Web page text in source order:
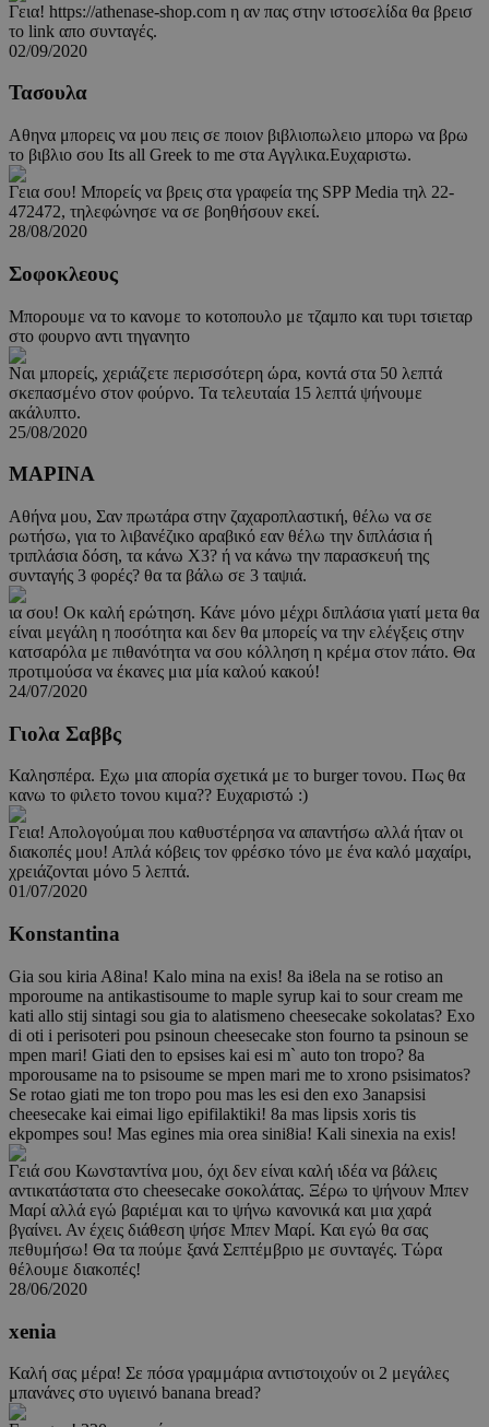
Γεια! https://athenase-shop.com η αν πας στην ιστοσελίδα θα βρεισ
το link απο συνταγές.
02/09/2020
Τασουλα
Αθηνα μπορεις να μου πεις σε ποιον βιβλιοπωλειο μπορω να βρω
το βιβλιο σου Its all Greek to me στα Αγγλικα.Ευχαριστω.
Γεια σου! Μπορείς να βρεις στα γραφεία της SPP Media τηλ 22-
472472, τηλεφώνησε να σε βοηθήσουν εκεί.
28/08/2020
Σοφοκλεους
Μπορουμε να το κανομε το κοτοπουλο με τζαμπο και τυρι τσιεταρ
στο φουρνο αντι τηγανητο
Ναι μπορείς, χεριάζετε περισσότερη ώρα, κοντά στα 50 λεπτά
σκεπασμένο στον φούρνο. Τα τελευταία 15 λεπτά ψήνουμε
ακάλυπτο.
25/08/2020
ΜΑΡΙΝΑ
Αθήνα μου, Σαν πρωτάρα στην ζαχαροπλαστική, θέλω να σε
ρωτήσω, για το λιβανέζικο αραβικό εαν θέλω την διπλάσια ή
τριπλάσια δόση, τα κάνω Χ3? ή να κάνω την παρασκευή της
συνταγής 3 φορές? θα τα βάλω σε 3 ταψιά.
ια σου! Οκ καλή ερώτηση. Κάνε μόνο μέχρι διπλάσια γιατί μετα θα
είναι μεγάλη η ποσότητα και δεν θα μπορείς να την ελέγξεις στην
κατσαρόλα με πιθανότητα να σου κόλληση η κρέμα στον πάτο. Θα
προτιμούσα να έκανες μια μία καλού κακού!
24/07/2020
Γιολα Σαββς
Καλησπέρα. Εχω μια απορία σχετικά με το burger τονου. Πως θα
κανω το φιλετο τονου κιμα?? Ευχαριστώ :)
Γεια! Απολογούμαι που καθυστέρησα να απαντήσω αλλά ήταν οι
διακοπές μου! Απλά κόβεις τον φρέσκο τόνο με ένα καλό μαχαίρι,
χρειάζονται μόνο 5 λεπτά.
01/07/2020
Konstantina
Gia sou kiria A8ina! Kalo mina na exis! 8a i8ela na se rotiso an
mporoume na antikastisoume to maple syrup kai to sour cream me
kati allo stij sintagi sou gia to alatismeno cheesecake sokolatas? Exo
di oti i perisoteri pou psinoun cheesecake ston fourno ta psinoun se
mpen mari! Giati den to epsises kai esi m` auto ton tropo? 8a
mporousame na to psisoume se mpen mari me to xrono psisimatos?
Se rotao giati me ton tropo pou mas les esi den exo 3anapsisi
cheesecake kai eimai ligo epifilaktiki! 8a mas lipsis xoris tis
ekpompes sou! Mas egines mia orea sini8ia! Kali sinexia na exis!
Γειά σου Κωνσταντίνα μου, όχι δεν είναι καλή ιδέα να βάλεις
αντικατάστατα στο cheesecake σοκολάτας. Ξέρω το ψήνουν Μπεν
Μαρί αλλά εγώ βαριέμαι και το ψήνω κανονικά και μια χαρά
βγαίνει. Αν έχεις διάθεση ψήσε Μπεν Μαρί. Και εγώ θα σας
πεθυμήσω! Θα τα πούμε ξανά Σεπτέμβριο με συνταγές. Τώρα
θέλουμε διακοπές!
28/06/2020
xenia
Καλή σας μέρα! Σε πόσα γραμμάρια αντιστοιχούν οι 2 μεγάλες
μπανάνες στο υγιεινό banana bread?